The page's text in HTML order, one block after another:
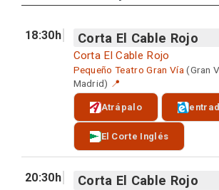
18:30h Corta El Cable Rojo
Corta El Cable Rojo
Pequeño Teatro Gran Vía (Gran
Madrid) 📍
Atrápalo
El Corte Inglés
20:30h Corta El Cable Rojo